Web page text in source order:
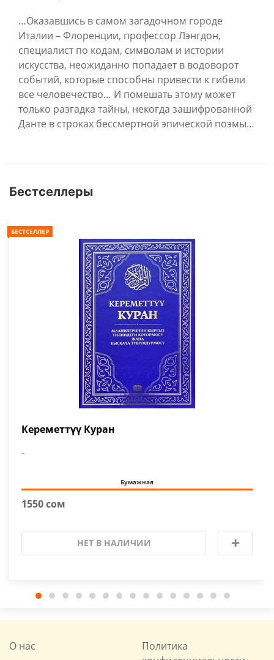
…Оказавшись в самом загадочном городе
Италии – Флоренции, профессор Лэнгдон,
специалист по кодам, символам и истории
искусства, неожиданно попадает в водоворот
событий, которые способны привести к гибели
все человечество… И помешать этому может
только разгадка тайны, некогда зашифрованной
Данте в строках бессмертной эпической поэмы…
Бестселлеры
БЕСТСЕЛЛЕР
Кереметтүү Куран
-
Бумажная
1550 сом
НЕТ В НАЛИЧИИ
О нас
Политика